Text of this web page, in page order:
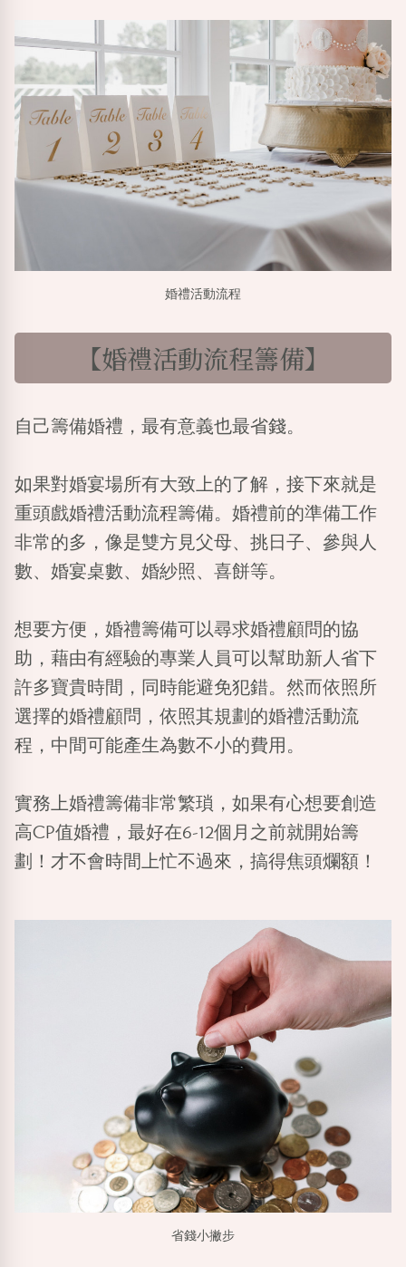
婚禮活動流程
【婚禮活動流程籌備】
自己籌備婚禮，最有意義也最省錢。
如果對婚宴場所有大致上的了解，接下來就是
重頭戲婚禮活動流程籌備。婚禮前的準備工作
非常的多，像是雙方見父母、挑日子、參與人
數、婚宴桌數、婚紗照、喜餅等。
想要方便，婚禮籌備可以尋求婚禮顧問的協
助，藉由有經驗的專業人員可以幫助新人省下
許多寶貴時間，同時能避免犯錯。然而依照所
選擇的婚禮顧問，依照其規劃的婚禮活動流
程，中間可能產生為數不小的費用。
實務上婚禮籌備非常繁瑣，如果有心想要創造
高CP值婚禮，最好在6-12個月之前就開始籌
劃！才不會時間上忙不過來，搞得焦頭爛額！
省錢小撇步